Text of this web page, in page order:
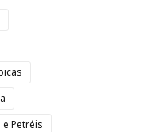
Petréis